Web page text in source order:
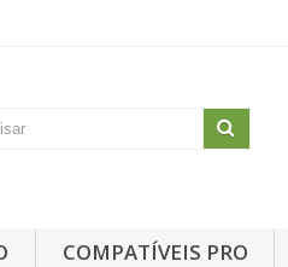
COMPATÍVEIS PRO